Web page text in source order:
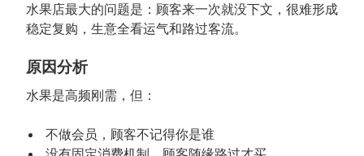
水果店最大的问题是：顾客来一次就没下文，很难形成
稳定复购，生意全看运气和路过客流。
原因分析
水果是高频刚需，但：
不做会员，顾客不记得你是谁